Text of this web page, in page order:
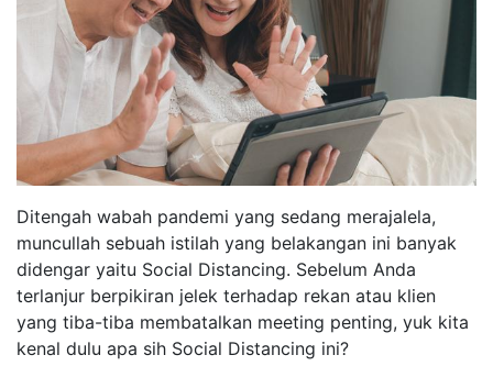
Ditengah wabah pandemi yang sedang merajalela,
muncullah sebuah istilah yang belakangan ini banyak
didengar yaitu Social Distancing. Sebelum Anda
terlanjur berpikiran jelek terhadap rekan atau klien
yang tiba-tiba membatalkan meeting penting, yuk kita
kenal dulu apa sih Social Distancing ini?